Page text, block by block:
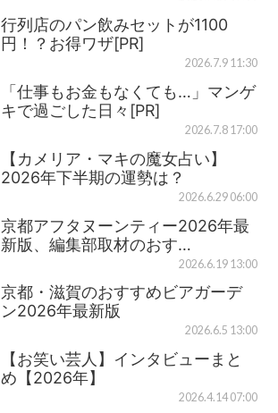
行列店のパン飲みセットが1100
円！？お得ワザ[PR]
2026.7.9 11:30
「仕事もお金もなくても…」マンゲ
キで過ごした日々[PR]
2026.7.8 17:00
【カメリア・マキの魔女占い】
2026年下半期の運勢は？
2026.6.29 06:00
京都アフタヌーンティー2026年最
新版、編集部取材のおす…
2026.6.19 13:00
京都・滋賀のおすすめビアガーデ
ン2026年最新版
2026.6.5 13:00
【お笑い芸人】インタビューまと
め【2026年】
2026.4.14 07:00